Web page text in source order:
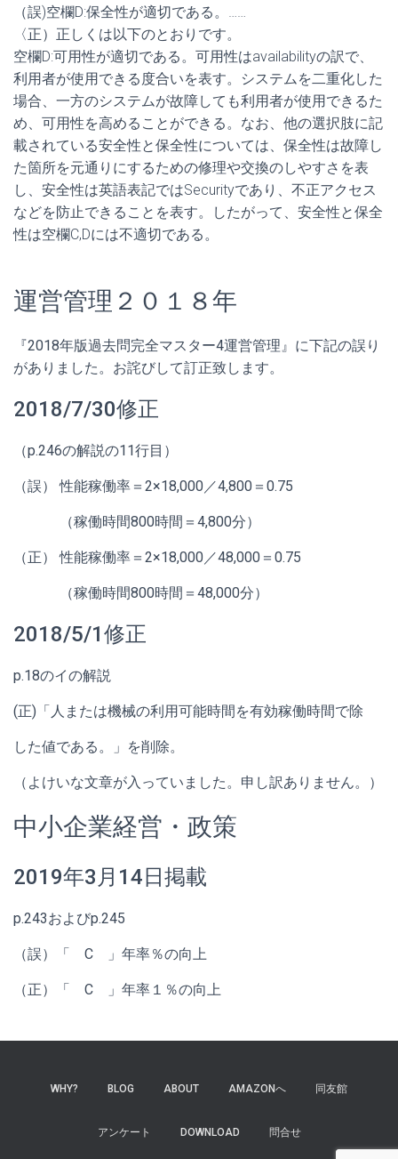
（誤)空欄D:保全性が適切である。……
〈正）正しくは以下のとおりです。
空欄D:可用性が適切である。可用性はavailabilityの訳で、
利用者が使用できる度合いを表す。システムを二重化した
場合、一方のシステムが故障しても利用者が使用できるた
め、可用性を高めることができる。 なお、他の選択肢に記
載されている安全性と保全性については、保全性は故障し
た箇所を元通りにするための修理や交換のしやすさを表
し、安全性は英語表記ではSecurityであり、不正アクセス
などを防止できることを表す。したがって、安全性と保全
性は空欄C,Dには不適切である。
運営管理２０１８年
『2018年版過去問完全マスター4運営管理』に下記の誤り
がありました。お詫びして訂正致します。
2018/7/30修正
（p.246の解説の11行目）
（誤） 性能稼働率＝2×18,000／4,800＝0.75
（稼働時間800時間＝4,800分）
（正） 性能稼働率＝2×18,000／48,000＝0.75
（稼働時間800時間＝48,000分）
2018/5/1修正
p.18のイの解説
(正)「人または機械の利用可能時間を有効稼働時間で除
した値である。」を削除。
（よけいな文章が入っていました。申し訳ありません。）
中小企業経営・政策
2019年3月14日掲載
p.243およびp.245
（誤）「 C 」年率％の向上
（正）「 C 」年率１％の向上
WHY? BLOG ABOUT AMAZONへ 同友館
アンケート DOWNLOAD 問合せ